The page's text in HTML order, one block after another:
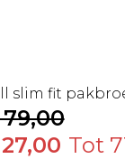
slim fit
Tot